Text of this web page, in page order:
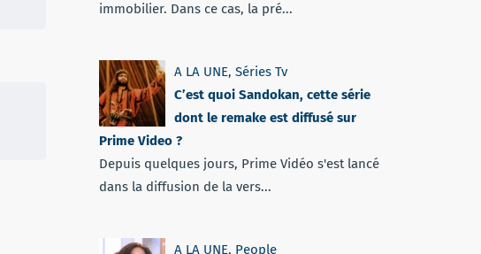
immobilier. Dans ce cas, la pré...
A LA UNE, Séries Tv
C’est quoi Sandokan, cette série
dont le remake est diffusé sur
Prime Video ?
Depuis quelques jours, Prime Vidéo s'est lancé
dans la diffusion de la vers...
A LA UNE, People